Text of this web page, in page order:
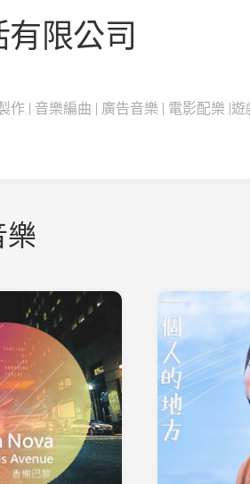
限公司
作 | 音樂編曲 | 廣告音樂 | 電影配樂 |
樂